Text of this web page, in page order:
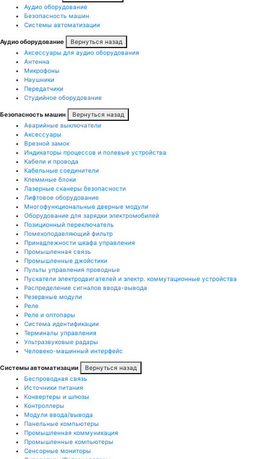
Аудио оборудование
Безопасность машин
Системы автоматизации
Аудио оборудование
Вернуться назад
Аксессуары для аудио оборудования
Антенна
Микрофоны
Наушники
Передатчики
Студийное оборудование
Безопасность машин
Вернуться назад
Аварийные выключатели
Аксессуары
Врезной замок
Индикаторы процессов и полевые устройства
Кабели и провода
Кабельные соединители
Клеммные блоки
Лазерные сканеры безопасности
Лифтовое оборудование
Многофункциональные дверные модули
Оборудование для зарядки электромобилей
Позиционный переключатель
Помехоподавляющий фильтр
Принадлежности шкафа управления
Промышленная связь
Промышленные джойстики
Пульты управления проводные
Пускатели электродвигателей и электр. коммутационные устройства
Распределение сигналов ввода-вывода
Резервные модули
Реле
Реле и оптопары
Система идентификации
Терминалы управления
Ультразвуковые радары
Человеко-машинный интерфейс
Системы автоматизации
Вернуться назад
Беспроводная связь
Источники питания
Конвертеры и шлюзы
Контроллеры
Модули ввода/вывода
Панельные компьютеры
Промышленная коммуникация
Промышленные компьютеры
Сенсорные мониторы